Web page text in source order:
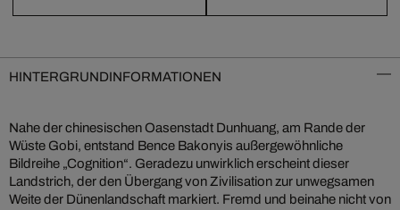
HINTERGRUNDINFORMATIONEN
Nahe der chinesischen Oasenstadt Dunhuang, am Rande der
Wüste Gobi, entstand Bence Bakonyis außergewöhnliche
Bildreihe „Cognition“. Geradezu unwirklich erscheint dieser
Landstrich, der den Übergang von Zivilisation zur unwegsamen
Weite der Dünenlandschaft markiert. Fremd und beinahe nicht von